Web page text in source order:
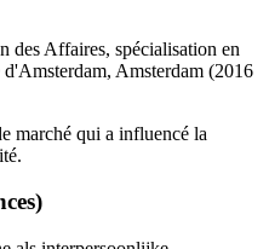
des Affaires, spécialisation en
Amsterdam (2016
marché qui a influencé la